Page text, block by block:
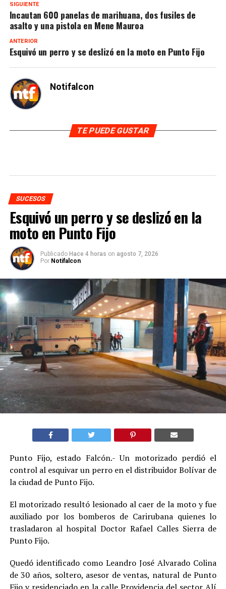
SIGUIENTE
Incautan 600 panelas de marihuana, dos fusiles de
asalto y una pistola en Mene Mauroa
ANTERIOR
Esquivó un perro y se deslizó en la moto en Punto Fijo
Notifalcon
TE PUEDE GUSTAR
SUCESOS
Esquivó un perro y se deslizó en la
moto en Punto Fijo
Publicado Hace 4 horas on agosto 7, 2026
Por Notifalcon
Punto Fijo, estado Falcón.- Un motorizado perdió el
control al esquivar un perro en el distribuidor Bolívar de
la ciudad de Punto Fijo.
El motorizado resultó lesionado al caer de la moto y fue
auxiliado por los bomberos de Carirubana quienes lo
trasladaron al hospital Doctor Rafael Calles Sierra de
Punto Fijo.
Quedó identificado como Leandro José Alvarado Colina
de 30 años, soltero, asesor de ventas, natural de Punto